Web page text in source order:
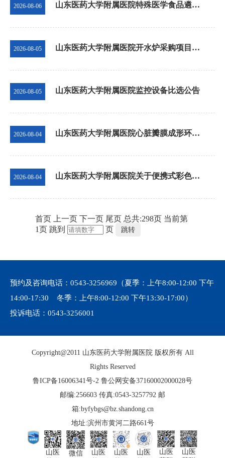
2026-08-06 山东医药大学附属医院特殊医学食品遴选项目遴选公告
2026-08-05 山东医药大学附属医院开水炉采购项目采购更正公告（第一次）
2026-08-05 山东医药大学附属医院监控设备比选公告
2026-08-04 山东医药大学附属医院心脏瓣膜成形环等医用耗材采购项目（包18）终止公告
2026-08-04 山东医药大学附属医院关于便携式彩色多普勒超声系统等医疗设备应急维修公告
首页 上一页 下一页 尾页 总共:298页 当前第
1页 跳到 页 跳转
预约及咨询电话： 0543-3256969 （夏季：上午8:00-12:00 下午
14:00-17:30 冬季：上午8:00-12:00 下午13:30-17:00）
投诉电话： 0543-3256001
Copyright@2011 山东医药大学附属医院 版权所有 All
Rights Reserved
鲁ICP备16006341号-2 鲁公网安备37160002000028号
邮编:256603 传真:0543-3257792 邮
箱:byfybgs@bz.shandong.cn
地址:滨州市黄河二路661号
山医
微信
山医
山医
山医
山医
山医